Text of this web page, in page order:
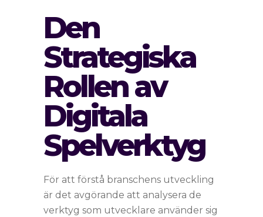
Den
Strategiska
Rollen av
Digitala
Spelverktyg
För att förstå branschens utveckling
är det avgörande att analysera de
verktyg som utvecklare använder sig